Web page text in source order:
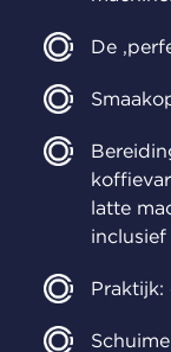
De
latte